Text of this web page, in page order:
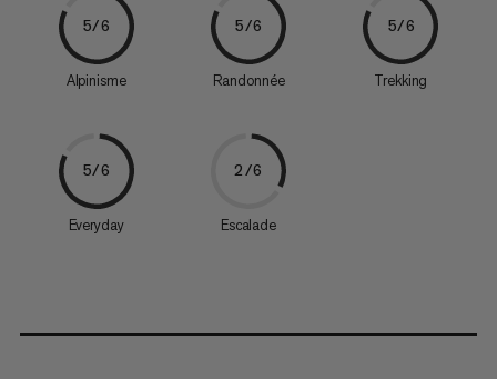
5/6
Alpinisme
5/6
Randonnée
5/6
Trekking
5/6
Everyday
2/6
Escalade